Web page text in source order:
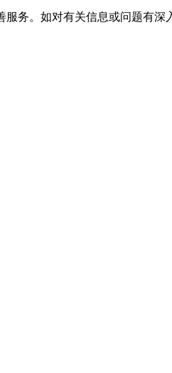
务。如对有关信息或问题有深